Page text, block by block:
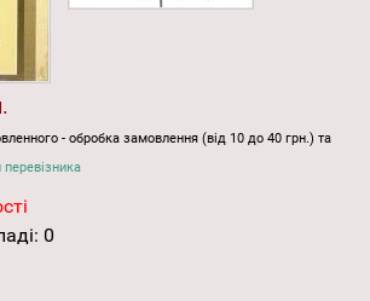
- обробка замовлення (від 10 до 40 грн.) та
0